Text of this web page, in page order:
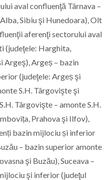
aval confluenţă Târnava –
Sibiu şi Hunedoara), Olt
aferenţi sectorului aval
(judeţele: Harghita,
Argeş), Argeș – bazin
(judeţele: Argeș şi
S.H. Târgovişte şi
Târgovişte – amonte S.H.
Prahova şi Ilfov),
bazin mijlociu și inferior
– bazin superior amonte
şi Buzău), Suceava –
şi inferior (judeţul